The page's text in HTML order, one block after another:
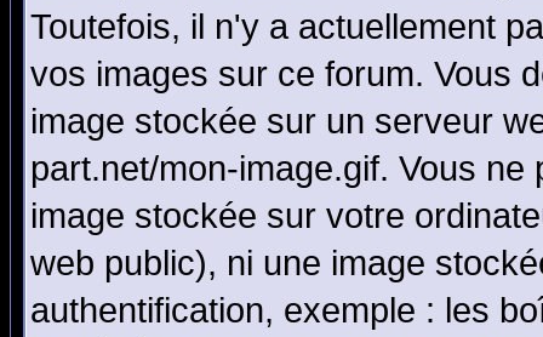
Toutefois, il n'y a actuellement
vos images sur ce forum. Vous
image stockée sur un serveur
part.net/mon-image.gif. Vous
image stockée sur votre
web public), ni une image
authentification, exemple : les